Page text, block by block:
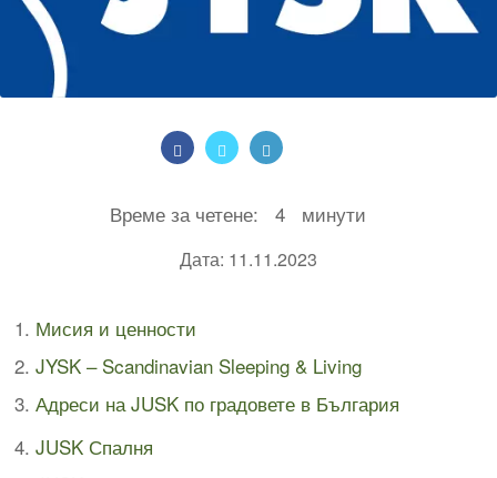
Време за четене: 4 минути
Дата: 11.11.2023
Мисия и ценности
JYSK – Scandinavian Sleeping & Living
Адреси на JUSK по градовете в България
JUSK Спалня